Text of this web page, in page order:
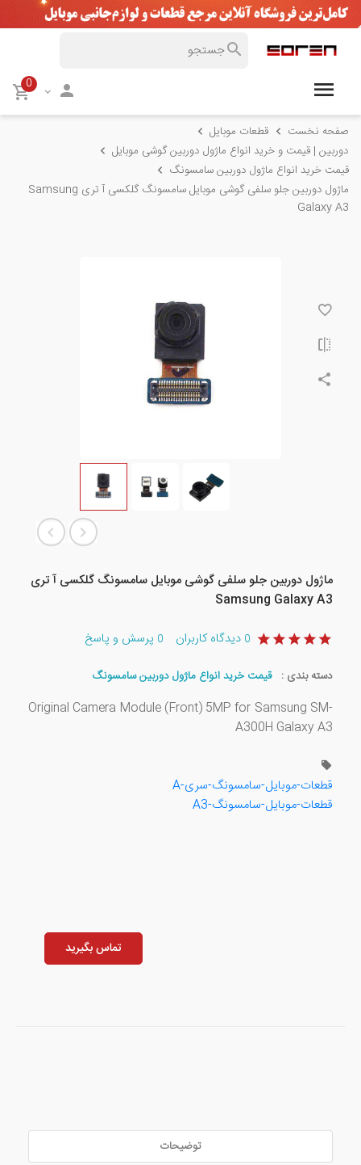
0
صفحه نخست
قطعات موبایل
دوربین | قیمت و خرید انواع ماژول دوربین گوشی موبایل
قیمت خرید انواع ماژول دوربین سامسونگ
ماژول دوربین جلو سلفی گوشی موبایل سامسونگ گلکسی آ تری Samsung
Galaxy A3
ماژول دوربین جلو سلفی گوشی موبایل سامسونگ گلکسی آ تری
Samsung Galaxy A3
0 دیدگاه کاربران 0 پرسش و پاسخ
دسته بندی : قیمت خرید انواع ماژول دوربین سامسونگ
Original Camera Module (Front) 5MP for Samsung SM-
A300H Galaxy A3
قطعات-موبایل-سامسونگ-سری-A
قطعات-موبایل-سامسونگ-A3
تماس بگیرید
توضیحات